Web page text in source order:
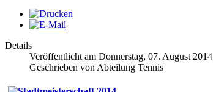
Details
Veröffentlicht am Donnerstag, 07. August 2014
Geschrieben von Abteilung Tennis